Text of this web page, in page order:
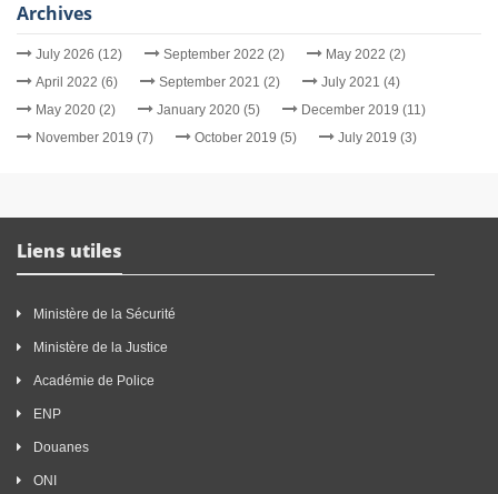
Archives
July 2026 (12) September 2022 (2)
May 2022 (2)
April 2022 (6)
September 2021 (2)
July 2021 (4)
May 2020 (2)
January 2020 (5)
December 2019 (11)
November 2019 (7)
October 2019 (5) July 2019 (3)
Liens utiles
Ministère de la Sécurité
Ministère de la Justice
Académie de Police
ENP
Douanes
ONI